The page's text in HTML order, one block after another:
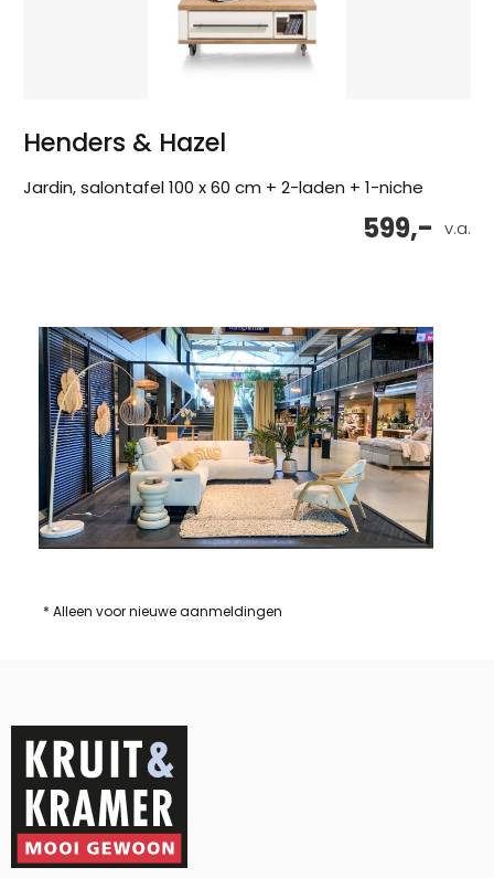
Henders & Hazel
Jardin, salontafel 100 x 60 cm + 2-laden + 1-niche
v.a.
599,-
* Alleen voor nieuwe aanmeldingen